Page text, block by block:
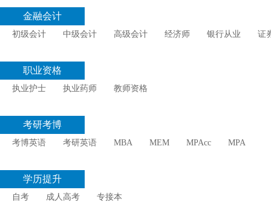
金融会计
初级会计 中级会计 高级会计 经济师 银行从业 证
职业资格
执业护士 执业药师 教师资格
考研考博
考博英语 考研英语 MBA MEM MPAcc MPA
学历提升
自考 成人高考 专接本